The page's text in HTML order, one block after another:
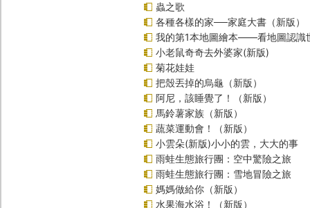
蟲之歌
各種各樣的家──家庭大書（新版）
我的第1本地圖繪本――看地圖認識
小老鼠奇奇去外婆家(新版)
菊花娃娃
把殼丟掉的烏龜（新版）
阿尼，該睡覺了！（新版）
馬鈴薯家族（新版）
蔬菜運動會！（新版）
小雲朵(新版)小小的雲，大大的事
雨蛙生態旅行團：空中驚險之旅
雨蛙生態旅行團：雪地冒險之旅
媽媽做給你（新版）
水果海水浴！（新版）